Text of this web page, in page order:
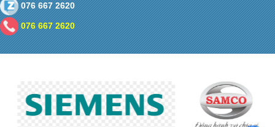
076 667 2620
076 667 2620